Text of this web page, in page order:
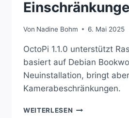
Von Nadine Bohm 6. Mai 2025
OctoPi 1.1.0 unterstützt
basiert auf Debian
Neuinstallation, bringt
Kamerabeschränkungen.
WEITERLESEN OCTOPI